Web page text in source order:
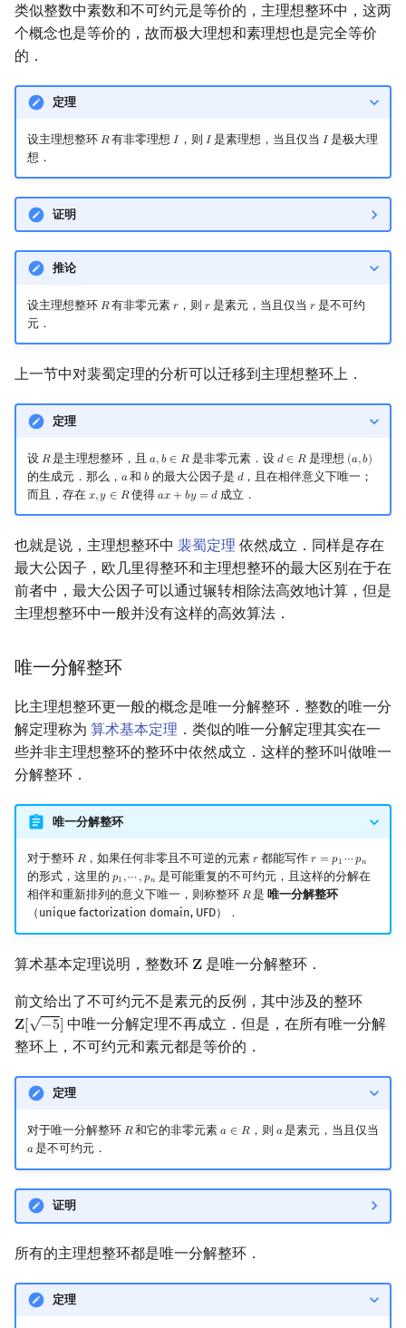
类似整数中素数和不可约元是等价的，主理想整环中，这两
个概念也是等价的，故而极大理想和素理想也是完全等价
的．
定理
设主理想整环 𝑅
R有非零理想 𝐼
I，则 𝐼
I是素理想，当且仅当 𝐼
I是极大理
想．
证明
推论
设主理想整环 𝑅
R有非零元素𝑟
r，则 𝑟
r是素元，当且仅当 𝑟
r是不可约
元．
上一节中对裴蜀定理的分析可以迁移到主理想整环上．
定理
设 𝑅
R是主理想整环，且𝑎,𝑏 ∈ 𝑅
a, b∈R 是非零元素．设 𝑑 ∈ 𝑅
d ∈R 是理想 (𝑎,𝑏)
(a,b)
的生成元．那么， 𝑎
a和𝑏
b的最大公因子是 𝑑
d，且在相伴意义下唯一；
而且，存在 𝑥,𝑦 ∈ 𝑅
x,y∈ R 使得𝑎𝑥 + 𝑏𝑦 = 𝑑
ax+b y=d 成立．
也就是说，主理想整环中 裴蜀定理 依然成立．同样是存在
最大公因子，欧几里得整环和主理想整环的最大区别在于在
前者中，最大公因子可以通过辗转相除法高效地计算，但是
主理想整环中一般并没有这样的高效算法．
唯一分解整环
比主理想整环更一般的概念是唯一分解整环．整数的唯一分
解定理称为 算术基本定理 ．类似的唯一分解定理其实在一
些并非主理想整环的整环中依然成立．这样的整环叫做唯一
分解整环．
唯一分解整环
对于整环 𝑅
R，如果任何非零且不可逆的元素𝑟
r都能写作 𝑟 = 𝑝1 ⋯𝑝𝑛
r= p1⋯ pn
的形式，这里的 𝑝1 ,⋯ ,𝑝𝑛
p1 ,⋯ ,pn 是可能重复的不可约元，且这样的分解在
相伴和重新排列的意义下唯一，则称整环 𝑅
R是唯一分解整环
（unique factorization domain, UFD）．
算术基本定理说明，整数环 𝐙
Z 是唯一分解整环．
前文给出了不可约元不是素元的反例，其中涉及的整环
𝐙[
√
−5]
Z[−5]
中唯一分解定理不再成立．但是，在所有唯一分解
整环上，不可约元和素元都是等价的．
定理
对于唯一分解整环 𝑅
R和它的非零元素𝑎 ∈ 𝑅
a ∈R ，则 𝑎
a是素元，当且仅当
𝑎
a是不可约元．
证明
所有的主理想整环都是唯一分解整环．
定理